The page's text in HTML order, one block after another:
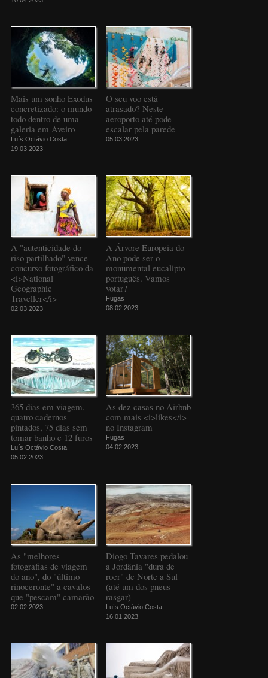
Mais um sonho Exodus
concretizado: o mundo
todo dentro de uma
galeria em Aveiro
Luís Octávio Costa
19.03.2023
O seu voo está
atrasado? Neste
aeroporto até pode
escalar pela parede
05.03.2023
A "autenticidade do
riso partilhado" vence
concurso fotográfico da
<i>National
Geographic
Traveller</i>
02.03.2023
A Árvore Europeia do
Ano pode ser o
monumental eucalipto
português. Vamos
votar?
Fugas
08.02.2023
365 dias em viagem,
quatro cadernos
pintados, 75 dias sem
tomar banho e 12 furos
Luís Octávio Costa
05.02.2023
As dez casas no Airbnb
com mais <i>likes</i>
no Instagram
Fugas
04.02.2023
As "melhores
fotografias de viagem
do ano", do "último
rinoceronte" a cavalos
que "pescam" camarão
02.02.2023
Diogo Tavares pedalou
a Jordânia "dura de
roer" de Norte a Sul
(até um dos pneus
rasgar)
Luís Octávio Costa
16.01.2023